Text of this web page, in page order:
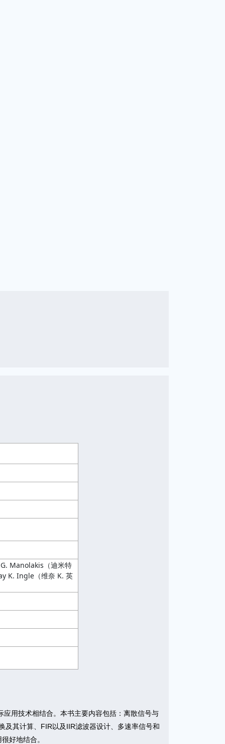
Manolakis（迪米特
K. Ingle（维奈 K. 英
用技术相结合。本书主要内容包括：离散信号与
及其计算、FIR以及IIR滤波器设计、多速率信号和
好地结合。